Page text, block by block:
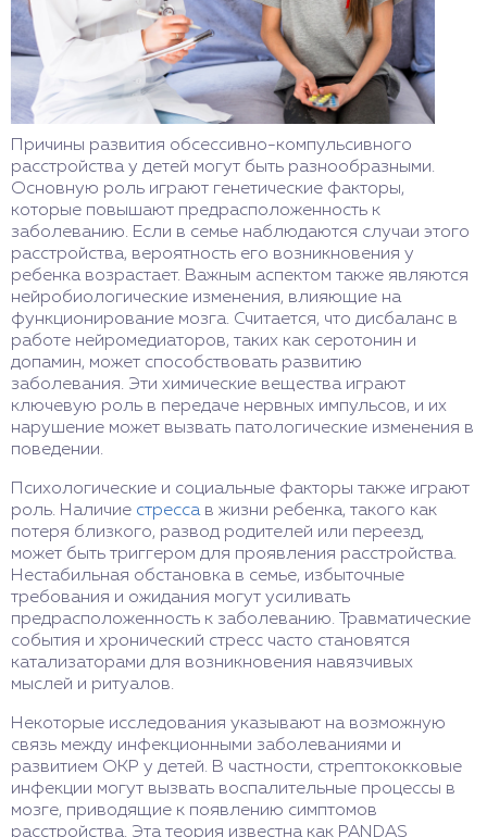
Причины развития обсессивно-компульсивного
расстройства у детей могут быть разнообразными.
Основную роль играют генетические факторы,
которые повышают предрасположенность к
заболеванию. Если в семье наблюдаются случаи этого
расстройства, вероятность его возникновения у
ребенка возрастает. Важным аспектом также являются
нейробиологические изменения, влияющие на
функционирование мозга. Считается, что дисбаланс в
работе нейромедиаторов, таких как серотонин и
допамин, может способствовать развитию
заболевания. Эти химические вещества играют
ключевую роль в передаче нервных импульсов, и их
нарушение может вызвать патологические изменения в
поведении.
Психологические и социальные факторы также играют
роль. Наличие стрессав жизни ребенка, такого как
потеря близкого, развод родителей или переезд,
может быть триггером для проявления расстройства.
Нестабильная обстановка в семье, избыточные
требования и ожидания могут усиливать
предрасположенность к заболеванию. Травматические
события и хронический стресс часто становятся
катализаторами для возникновения навязчивых
мыслей и ритуалов.
Некоторые исследования указывают на возможную
связь между инфекционными заболеваниями и
развитием ОКР у детей. В частности, стрептококковые
инфекции могут вызвать воспалительные процессы в
мозге, приводящие к появлению симптомов
расстройства. Эта теория известна как PANDAS